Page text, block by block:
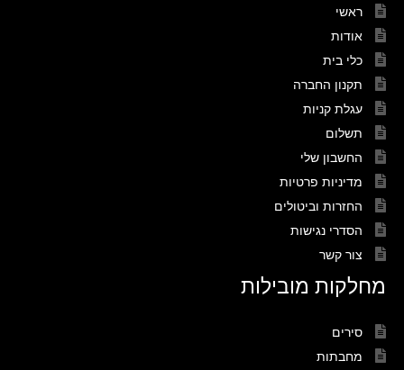
ראשי
אודות
כלי בית
תקנון החברה
עגלת קניות
תשלום
החשבון שלי
מדיניות פרטיות
החזרות וביטולים
הסדרי נגישות
צור קשר
מחלקות מובילות
סירים
מחבתות